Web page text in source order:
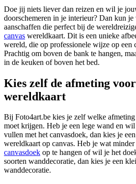
Doe jij niets liever dan reizen en wil je
doorschemeren in je interieur? Dan kun je
aanschaffen die perfect bij de
canvas wereldkaart. Dit is een unieke
wereld, die op professionele wijze op een
Prachtig om boven de bank te hangen,
in de keuken of boven het bed.
Kies zelf de afmeting
wereldkaart
Bij Foto4art.be kies je zelf welke
moet krijgen. Heb je een lege wand en
vullen met het canvasdoek, dan kies je
wereldkaart op canvas. Heb je wat
canvasdoek op te hangen of wil je het
soorten wanddecoratie, dan kies je een
wanddecoratie.